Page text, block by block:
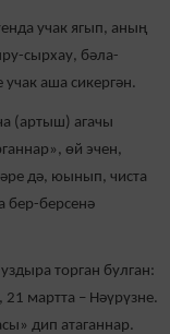
учак ягып, аның
сырхау, бәла-
аша сикергән.
(артыш) агачы
өй эчен,
дә, юынып, чиста
бер-берсенә
торган булган:
мартта – Нәүрүзне.
дип атаганнар.